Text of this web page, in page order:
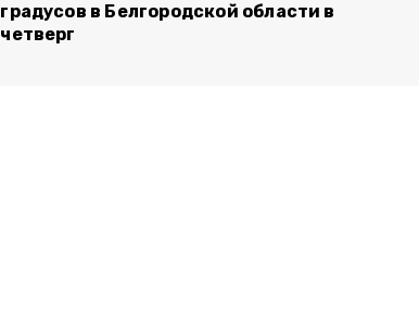
градусов в Белгородской области в
четверг